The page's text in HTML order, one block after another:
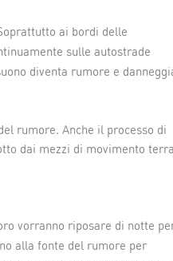
ai bordi delle
sulle autostrade
diventa rumore e
rumore. Anche il processo di
dai mezzi di movimento terra
vorranno riposare di notte
alla fonte del rumore per